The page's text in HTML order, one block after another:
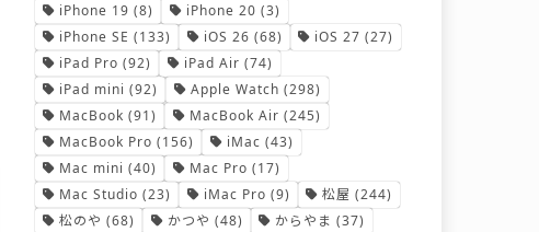
iPhone 19 (8) iPhone 20 (3)
iPhone SE (133) iOS 26 (68) iOS 27 (27)
iPad Pro (92) iPad Air (74)
iPad mini (92) Apple Watch (298)
MacBook (91) MacBook Air (245)
MacBook Pro (156) iMac (43)
Mac mini (40) Mac Pro (17)
Mac Studio (23) iMac Pro (9) 松屋 (244)
松のや (68) かつや (48) からやま (37)